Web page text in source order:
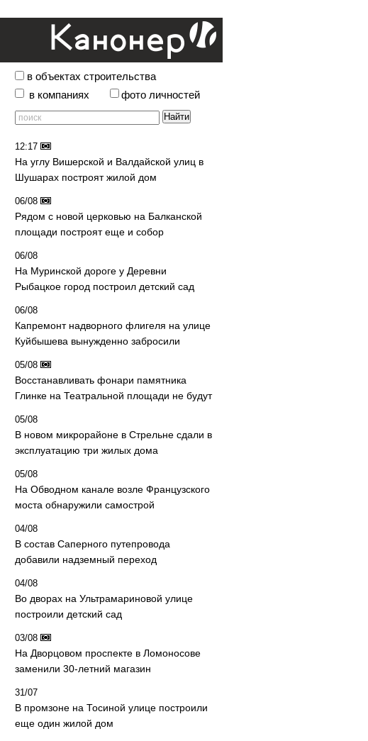
в объектах строительства
в компаниях
фото личностей
12:17
На углу Вишерской и Валдайской улиц в
Шушарах построят жилой дом
06/08
Рядом с новой церковью на Балканской
площади построят еще и собор
06/08
На Муринской дороге у Деревни
Рыбацкое город построил детский сад
06/08
Капремонт надворного флигеля на улице
Куйбышева вынужденно забросили
05/08
Восстанавливать фонари памятника
Глинке на Театральной площади не будут
05/08
В новом микрорайоне в Стрельне сдали в
эксплуатацию три жилых дома
05/08
На Обводном канале возле Французского
моста обнаружили самострой
04/08
В состав Саперного путепровода
добавили надземный переход
04/08
Во дворах на Ультрамариновой улице
построили детский сад
03/08
На Дворцовом проспекте в Ломоносове
заменили 30-летний магазин
31/07
В промзоне на Тосиной улице построили
еще один жилой дом